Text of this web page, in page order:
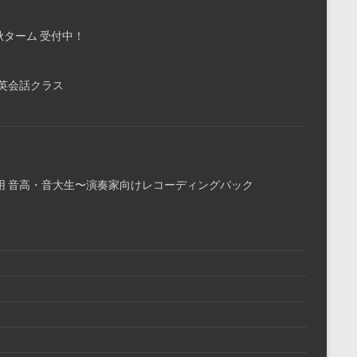
ーム 受付中！
会話クラス
音高・音大生〜演奏家向けレコーディングパック